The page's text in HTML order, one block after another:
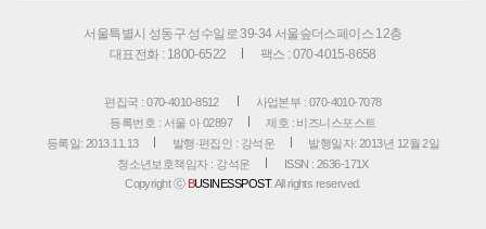
서울특별시 성동구 성수일로 39-34 서울숲더스페이스 12층
대표전화 : 1800-6522
팩스 : 070-4015-8658
편집국 : 070-4010-8512
사업본부 : 070-4010-7078
등록번호 : 서울 아 02897
제호 : 비즈니스포스트
등록일: 2013.11.13
발행·편집인 : 강석운
발행일자: 2013년 12월 2일
청소년보호책임자 : 강석운
ISSN : 2636-171X
Copyright ⓒ BUSINESSPOST. All rights reserved.